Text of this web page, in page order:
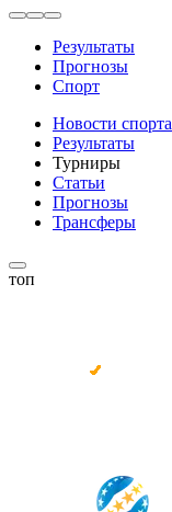
Результаты
Прогнозы
Спорт
Новости спорта
Результаты
Турниры
Статьи
Прогнозы
Трансферы
топ